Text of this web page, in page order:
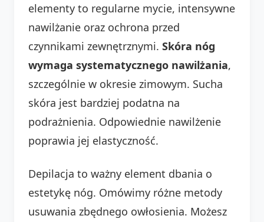
elementy to regularne mycie, intensywne
nawilżanie oraz ochrona przed
czynnikami zewnętrznymi. Skóra nóg
wymaga systematycznego nawilżania,
szczególnie w okresie zimowym. Sucha
skóra jest bardziej podatna na
podrażnienia. Odpowiednie nawilżenie
poprawia jej elastyczność.
Depilacja to ważny element dbania o
estetykę nóg. Omówimy różne metody
usuwania zbędnego owłosienia. Możesz